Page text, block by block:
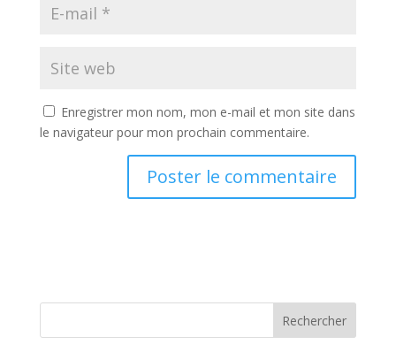
Enregistrer mon nom, mon e-mail et mon site dans
le navigateur pour mon prochain commentaire.
Rechercher